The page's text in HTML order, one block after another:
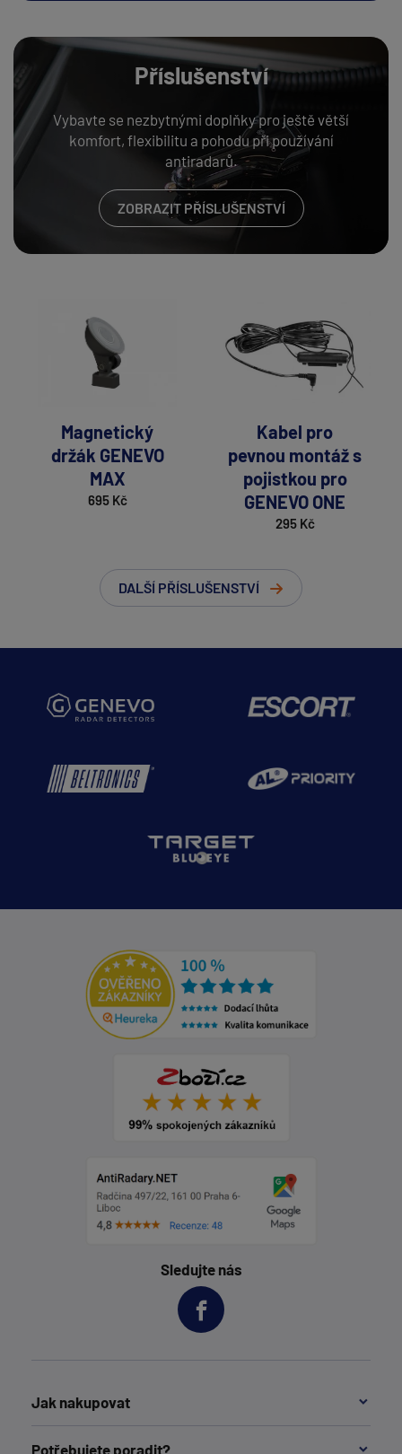
Příslušenství
Vybavte se nezbytnými doplňky pro ještě větší
komfort, flexibilitu a pohodu při používání
antiradarů.
ZOBRAZIT PŘÍSLUŠENSTVÍ
Magnetický
držák GENEVO
MAX
695 Kč
Kabel pro
pevnou montáž s
pojistkou pro
GENEVO ONE
295 Kč
DALŠÍ PŘÍSLUŠENSTVÍ
Sledujte nás
Jak nakupovat
Potřebujete poradit?